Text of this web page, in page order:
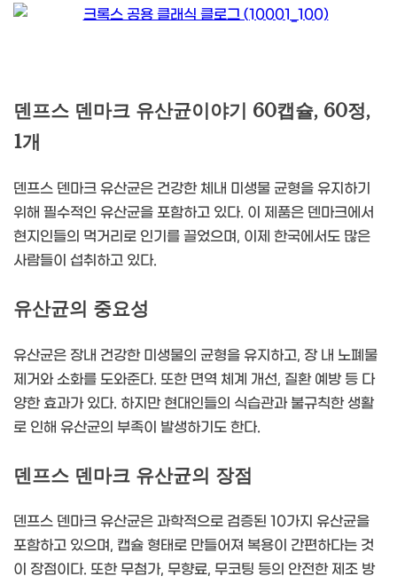
덴프스 덴마크 유산균이야기 60캡슐, 60정,
1개
덴프스 덴마크 유산균은 건강한 체내 미생물 균형을 유지하기
위해 필수적인 유산균을 포함하고 있다. 이 제품은 덴마크에서
현지인들의 먹거리로 인기를 끌었으며, 이제 한국에서도 많은
사람들이 섭취하고 있다.
유산균의 중요성
유산균은 장내 건강한 미생물의 균형을 유지하고, 장 내 노폐물
제거와 소화를 도와준다. 또한 면역 체계 개선, 질환 예방 등 다
양한 효과가 있다. 하지만 현대인들의 식습관과 불규칙한 생활
로 인해 유산균의 부족이 발생하기도 한다.
덴프스 덴마크 유산균의 장점
덴프스 덴마크 유산균은 과학적으로 검증된 10가지 유산균을
포함하고 있으며, 캡슐 형태로 만들어져 복용이 간편하다는 것
이 장점이다. 또한 무첨가, 무향료, 무코팅 등의 안전한 제조 방